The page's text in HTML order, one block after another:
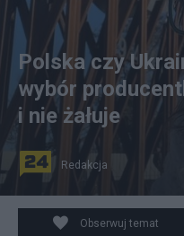
fot. Instagram/Weronika
Polska czy
wybór
i nie żałuje
Redakcja
Obserwuj temat